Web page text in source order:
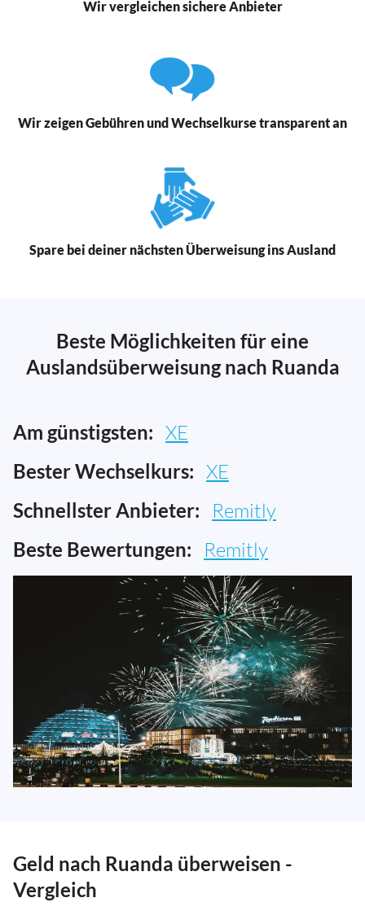
Wir vergleichen sichere Anbieter
Wir zeigen Gebühren und Wechselkurse transparent an
Spare bei deiner nächsten Überweisung ins Ausland
Beste Möglichkeiten für eine
Auslandsüberweisung nach Ruanda
Am günstigsten: XE
Bester Wechselkurs: XE
Schnellster Anbieter: Remitly
Beste Bewertungen: Remitly
Geld nach Ruanda überweisen -
Vergleich